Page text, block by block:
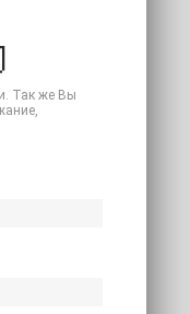
Так же Вы